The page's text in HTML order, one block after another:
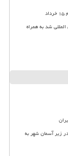
شد به همراه
زیر آسمان شهر به